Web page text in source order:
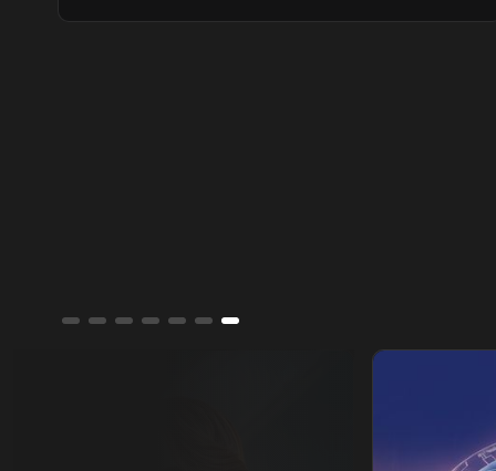
التجارة الدولية، بالتزامن مع تطورات اليمن